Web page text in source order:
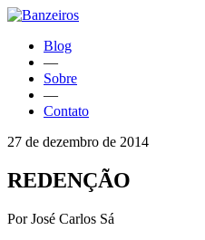
Blog
—
Sobre
—
Contato
27 de dezembro de 2014
REDENÇÃO
Por José Carlos Sá